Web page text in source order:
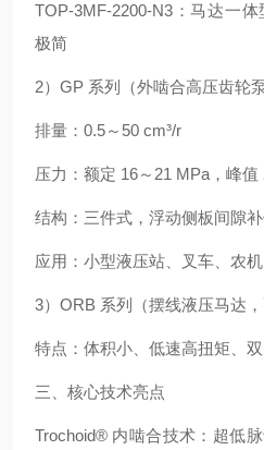
TOP-3MF-2200-N3：马达一
极简
2）GP 系列（外啮合高压齿轮
排量：0.5～50 cm³/r
压力：额定 16～21 MPa，峰值
结构：三件式，浮动侧板间隙
应用：小型液压站、叉车、农
3）ORB 系列（摆线液压马达，
特点：体积小、低速高扭矩、
三、核心技术亮点
Trochoid® 内啮合技术：超低